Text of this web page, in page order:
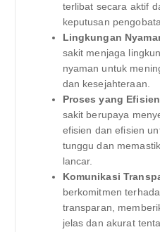
terlibat secara aktif
keputusan
Lingkungan
sakit menjaga
nyaman untuk
dan kesejahteraan.
Proses yang
sakit berupaya
efisien dan efisien
tunggu dan
lancar.
Komunikasi
berkomitmen
transparan,
jelas dan akurat